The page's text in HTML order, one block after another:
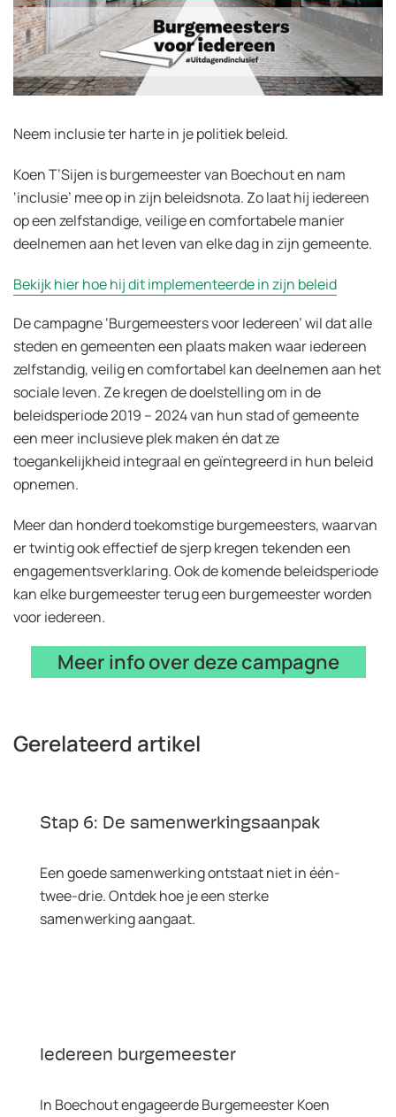
Neem inclusie ter harte in je politiek beleid.
Koen T’Sijen is burgemeester van Boechout en nam
‘inclusie’ mee op in zijn beleidsnota. Zo laat hij iedereen
op een zelfstandige, veilige en comfortabele manier
deelnemen aan het leven van elke dag in zijn gemeente.
Bekijk hier hoe hij dit implementeerde in zijn beleid
De campagne ‘Burgemeesters voor Iedereen’ wil dat alle
steden en gemeenten een plaats maken waar iedereen
zelfstandig, veilig en comfortabel kan deelnemen aan het
sociale leven. Ze kregen de doelstelling om in de
beleidsperiode 2019 – 2024 van hun stad of gemeente
een meer inclusieve plek maken én dat ze
toegankelijkheid integraal en geïntegreerd in hun beleid
opnemen.
Meer dan honderd toekomstige burgemeesters, waarvan
er twintig ook effectief de sjerp kregen tekenden een
engagementsverklaring. Ook de komende beleidsperiode
kan elke burgemeester terug een burgemeester worden
voor iedereen.
Meer info over deze campagne
Gerelateerd artikel
Stap 6: De samenwerkingsaanpak
Een goede samenwerking ontstaat niet in één-
twee-drie. Ontdek hoe je een sterke
samenwerking aangaat.
Iedereen burgemeester
In Boechout engageerde Burgemeester Koen